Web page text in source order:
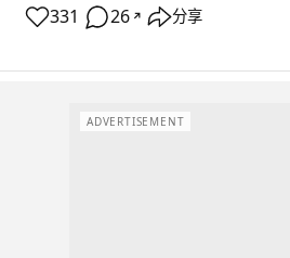
331 26 ↗ 分享
ADVERTISEMENT